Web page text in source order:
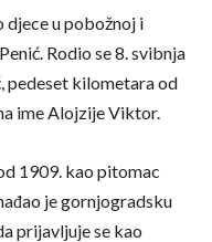
djece u pobožnoj i
Rodio se 8. svibnja
pedeset kilometara od
ime Alojzije Viktor.
1909. kao pitomac
je gornjogradsku
prijavljuje se kao